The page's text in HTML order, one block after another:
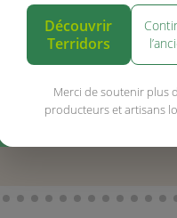
Découvrir
Terridors
Merci de soutenir plus
producteurs et artisans